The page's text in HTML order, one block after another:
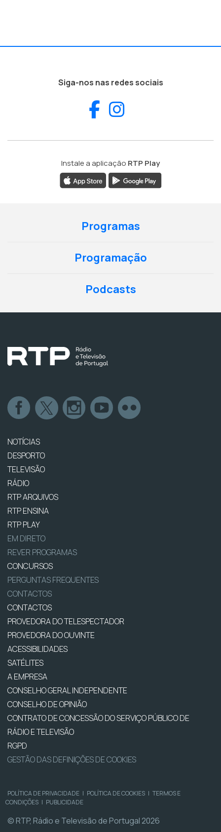
Siga-nos nas redes sociais
Facebook
Instale a aplicação RTP Play
Programas
Programação
Podcasts
NOTÍCIAS
DESPORTO
TELEVISÃO
RÁDIO
RTP ARQUIVOS
RTP ENSINA
RTP PLAY
EM DIRETO
REVER PROGRAMAS
CONCURSOS
PERGUNTAS FREQUENTES
CONTACTOS
CONTACTOS
PROVEDORA DO TELESPECTADOR
PROVEDORA DO OUVINTE
ACESSIBILIDADES
SATÉLITES
A EMPRESA
CONSELHO GERAL INDEPENDENTE
CONSELHO DE OPINIÃO
CONTRATO DE CONCESSÃO DO SERVIÇO PÚBLICO DE
RÁDIO E TELEVISÃO
RGPD
GESTÃO DAS DEFINIÇÕES DE COOKIES
POLÍTICA DE PRIVACIDADE | POLÍTICA DE COOKIES | TERMOS E
CONDIÇÕES | PUBLICIDADE
© RTP, Rádio e Televisão de Portugal 2026